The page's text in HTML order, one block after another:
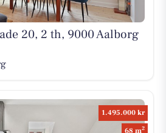
20, 2 th, 9000 Aalborg
1.495.000 kr
68 m2